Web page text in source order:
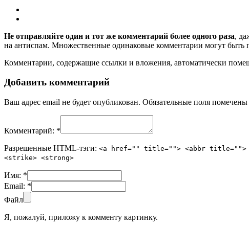
Не отправляйте один и тот же комментарий более одного раза,
на антиспам. Множественные одинаковые комментарии могут быть
Комментарии, содержащие ссылки и вложения, автоматически
Добавить комментарий
Ваш адрес email не будет опубликован. Обязательные поля помечены
Комментарий: *
Разрешенные HTML-тэги: <a href="" title=""> <abbr title="">
<strike> <strong>
Имя: *
Email: *
Файл
Я, пожалуй, приложу к комменту картинку.